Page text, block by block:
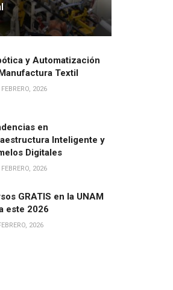
y Automatización
Textil
2026
en
Inteligente y
Digitales
2026
GRATIS en la UNAM
este 2026
2026